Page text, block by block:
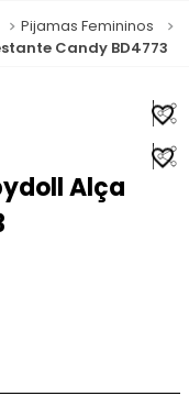
Pijamas Femininos
Candy BD4773
Alça